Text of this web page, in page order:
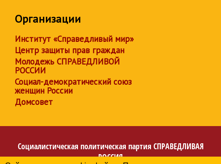
Организации
Институт «Справедливый мир»
Центр защиты прав граждан
Молодежь СПРАВЕДЛИВОЙ
РОССИИ
Социал-демократический союз
женщин России
Домсовет
Социалистическая политическая партия СПРАВЕДЛИВАЯ
РОССИЯ